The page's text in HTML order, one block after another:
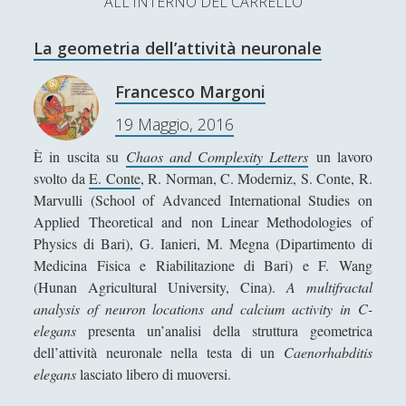
Contatti & Collabora!
La nostra storia
t
w
i
t
t
e
r
a
c
e
b
o
o
k
y
o
u
u
b
e
CERCA
S
e
r
c
h
SUPPORT US
Se apprezzi il nostro lavoro, puoi effettuare una
donazione tramite PayPal!
Contenuti
La geometria dell’attività neuronale
Francesco Margoni
19 Maggio, 2016
È in uscita su Chaos and Complexity Letters un lavoro
svolto daE. Conte, R. Norman, C. Moderniz, S. Conte, R.
Marvulli (School of Advanced International Studies on
Applied Theoretical and non Linear Methodologies of
Physics di Bari), G. Ianieri, M. Megna (Dipartimento di
Medicina Fisica e Riabilitazione di Bari) e F. Wang
(Hunan Agricultural University, Cina). A multifractal
analysis of neuron locations and calcium activity in C-
elegans presenta un’analisi della struttura geometrica
dell’attività neuronale nella testa di un Caenorhabditis
eleganslasciato libero di muoversi.